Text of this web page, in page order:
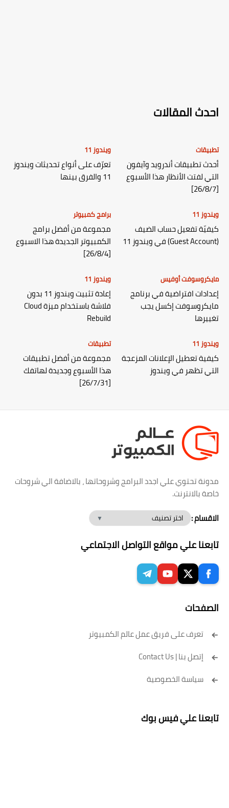
احدث المقالات
تطبيقات
أحدث تطبيقات أندرويد وآيفون
التي لفتت الأنظار هذا الأسبوع
[26/8/7]
ويندوز 11
تعرّف على أنواع تحديثات ويندوز
11 والفرق بينها
ويندوز 11
كيفيّة تفعيل حساب الضيف
(Guest Account) في ويندوز 11
برامج كمبيوتر
مجموعة من أفضل برامج
الكمبيوتر الجديدة هذا الاسبوع
[26/8/4]
مايكروسوفت أوفيس
إعدادات افتراضية في برنامج
مايكروسوفت إكسل يجب
تغييرها
ويندوز 11
إعادة تثبيت ويندوز 11 بدون
فلاشة باستخدام ميزة Cloud
Rebuild
ويندوز 11
كيفية تعطيل الإعلانات المزعجة
التي تظهر في ويندوز
تطبيقات
مجموعة من أفضل تطبيقات
هذا الأسبوع وجديدة لهاتفك
[26/7/31]
مدونة تحتوي علي اجدد البرامج وشروحاتها ، بالاضافة الي شروحات
خاصة بالانترنت.
الاقسام :
تابعنا علي مواقع التواصل الاجتماعي
الصفحات
تعرف على فريق عمل عالم الكمبيوتر
إتصل بنا | Contact Us
سياسة الخصوصية
تابعنا علي فيس بوك